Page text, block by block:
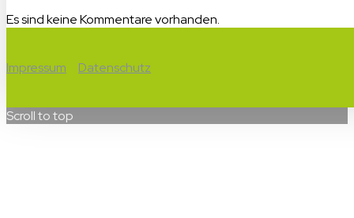
Es sind keine Kommentare vorhanden.
Impressum Datenschutz
Scroll to top